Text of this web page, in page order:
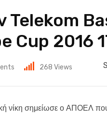
Telekom
Cup 2016
268 Views
νίκη σημείωσε ο ΑΠΟΕΛ